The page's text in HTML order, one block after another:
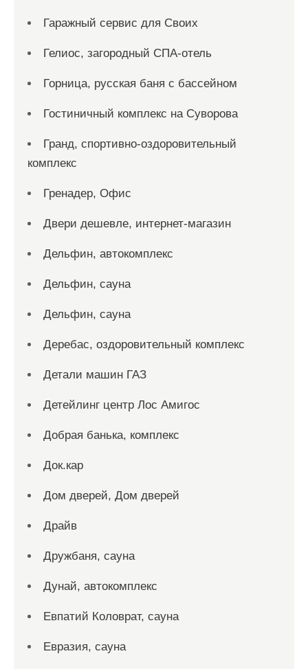
Гаражный сервис для Своих
Гелиос, загородный СПА-отель
Горница, русская баня с бассейном
Гостиничный комплекс на Суворова
Гранд, спортивно-оздоровительный
комплекс
Гренадер, Офис
Двери дешевле, интернет-магазин
Дельфин, автокомплекс
Дельфин, сауна
Дельфин, сауна
Деребас, оздоровительный комплекс
Детали машин ГАЗ
Детейлинг центр Лос Амигос
Добрая банька, комплекс
Док.кар
Дом дверей, Дом дверей
Драйв
Дружбаня, сауна
Дунай, автокомплекс
Евпатий Коловрат, сауна
Евразия, сауна